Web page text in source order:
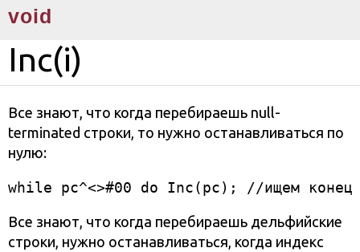
void
Inc(i)
Все знают, что когда перебираешь null-
terminated строки, то нужно останавливаться по
нулю:
while pc^<>#00 do Inc(pc); //ищем конец
Все знают, что когда перебираешь дельфийские
строки, нужно останавливаться, когда индекс